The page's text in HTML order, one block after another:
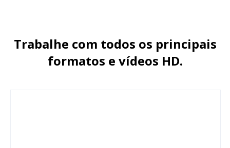
Trabalhe com todos os principais
formatos e vídeos HD.